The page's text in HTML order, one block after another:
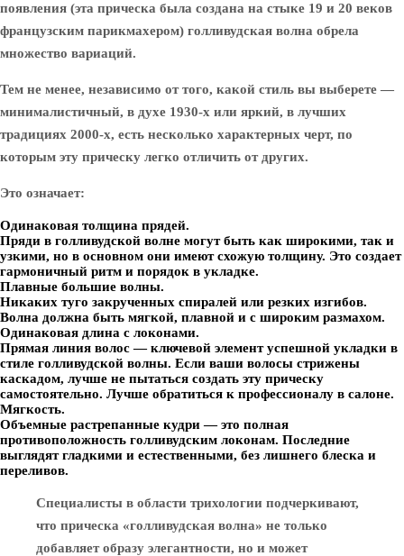
появления (эта прическа была создана на стыке 19 и 20 веков
французским парикмахером) голливудская волна обрела
множество вариаций.
Тем не менее, независимо от того, какой стиль вы выберете —
минималистичный, в духе 1930-х или яркий, в лучших
традициях 2000-х, есть несколько характерных черт, по
которым эту прическу легко отличить от других.
Это означает:
Одинаковая толщина прядей.
Пряди в голливудской волне могут быть как широкими, так и
узкими, но в основном они имеют схожую толщину. Это создает
гармоничный ритм и порядок в укладке.
Плавные большие волны.
Никаких туго закрученных спиралей или резких изгибов.
Волна должна быть мягкой, плавной и с широким размахом.
Одинаковая длина с локонами.
Прямая линия волос — ключевой элемент успешной укладки в
стиле голливудской волны. Если ваши волосы стрижены
каскадом, лучше не пытаться создать эту прическу
самостоятельно. Лучше обратиться к профессионалу в салоне.
Мягкость.
Объемные растрепанные кудри — это полная
противоположность голливудским локонам. Последние
выглядят гладкими и естественными, без лишнего блеска и
переливов.
Специалисты в области трихологии подчеркивают,
что прическа «голливудская волна» не только
добавляет образу элегантности, но и может